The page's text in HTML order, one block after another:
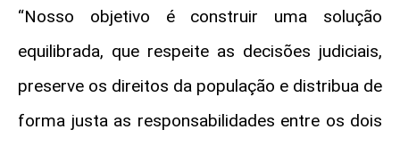
“Nosso objetivo é construir uma solução
equilibrada, que respeite as decisões judiciais,
preserve os direitos da população e distribua de
forma justa as responsabilidades entre os dois